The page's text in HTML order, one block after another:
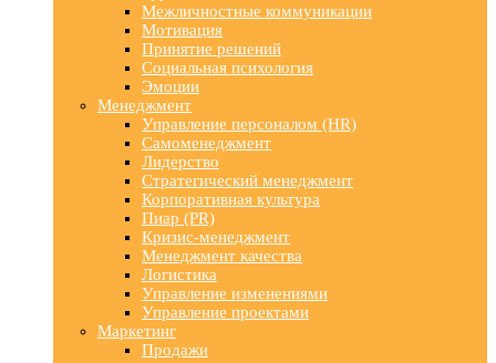
Межличностные коммуникации
Мотивация
Принятие решений
Социальная психология
Эмоции
Менеджмент
Управление персоналом (HR)
Самоменеджмент
Лидерство
Стратегический менеджмент
Корпоративная культура
Пиар (PR)
Кризис-менеджмент
Менеджмент качества
Логистика
Управление изменениями
Управление проектами
Маркетинг
Продажи